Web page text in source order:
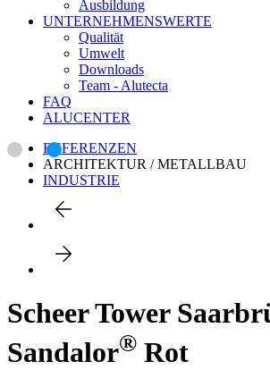
Ausbildung
UNTERNEHMENSWERTE
Qualität
Umwelt
Downloads
Team - Alutecta
FAQ
ALUCENTER
REFERENZEN
ARCHITEKTUR / METALLBAU
INDUSTRIE
Scheer Tower
Sandalor® Rot